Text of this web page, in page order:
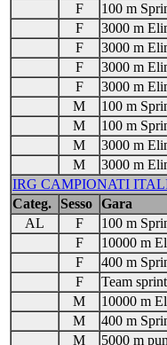
F
100 m
F
3000 m
F
3000 m
F
3000 m
F
3000 m
M
100 m
M
100 m
M
3000 m
M
3000 m
IRG CAMPIONATI
Categ. Sesso Gara
AL
F 100 m
F
10000 m
F
400 m
F
Team sprint
M
10000 m
M
400 m
M
5000 m